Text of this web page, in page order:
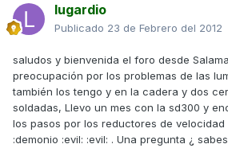
lugardio
Publicado 23 de Febrero del 2012
saludos y bienvenida el foro desde
preocupación por los problemas de las
también los tengo y en la cadera y dos
soldadas, Llevo un mes con la sd300 y
los pasos por los reductores de velocidad
:demonio :evil: :evil: . Una pregunta ¿